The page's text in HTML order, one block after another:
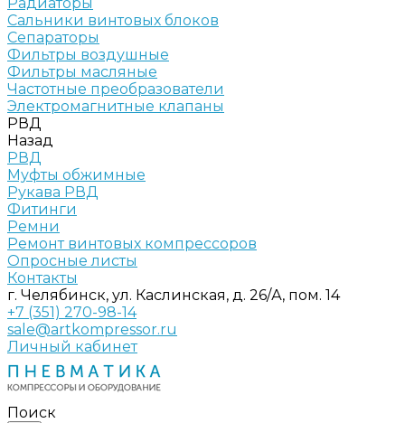
Сальники винтовых блоков
Сепараторы
Фильтры воздушные
Фильтры масляные
Частотные преобразователи
Электромагнитные клапаны
РВД
Назад
РВД
Муфты обжимные
Рукава РВД
Фитинги
Ремни
Ремонт винтовых компрессоров
Опросные листы
Контакты
г. Челябинск, ул. Каслинская, д. 26/А, пом. 14
+7 (351) 270-98-14
sale@artkompressor.ru
Личный кабинет
Поиск